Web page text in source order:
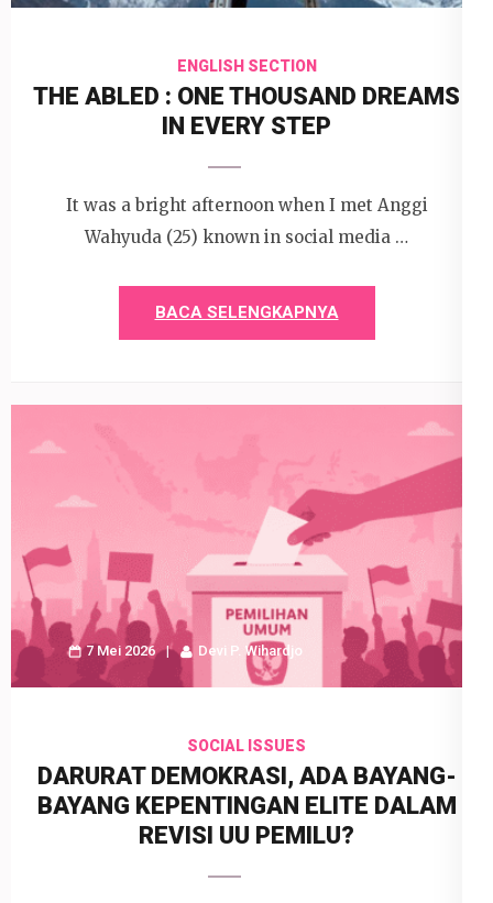
ENGLISH SECTION
THE ABLED : ONE THOUSAND DREAMS
IN EVERY STEP
It was a bright afternoon when I met Anggi
Wahyuda (25) known in social media …
BACA SELENGKAPNYA
7 Mei 2026 Devi P. Wihardjo
SOCIAL ISSUES
DARURAT DEMOKRASI, ADA BAYANG-
BAYANG KEPENTINGAN ELITE DALAM
REVISI UU PEMILU?